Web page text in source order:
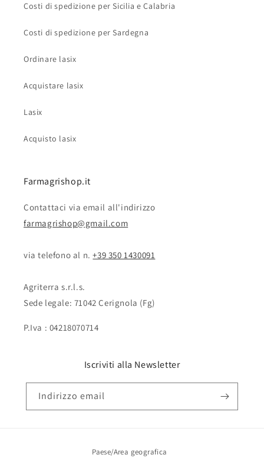
Costi di spedizione per Sicilia e Calabria
Costi di spedizione per Sardegna
Ordinare lasix
Acquistare lasix
Lasix
Acquisto lasix
Farmagrishop.it
Contattaci via email all'indirizzo
farmagrishop@gmail.com
via telefono al n. ‭‭+39 350 1430091
Agriterra s.r.l.s.
Sede legale: 71042 Cerignola (Fg)
P.Iva : 04218070714
Iscriviti alla Newsletter
Indirizzo email
Paese/Area geografica